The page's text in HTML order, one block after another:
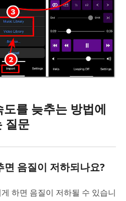
를 늦추는 방법에
질문
면 음질이 저하되나요?
하면 음질이 저하될 수 있습니